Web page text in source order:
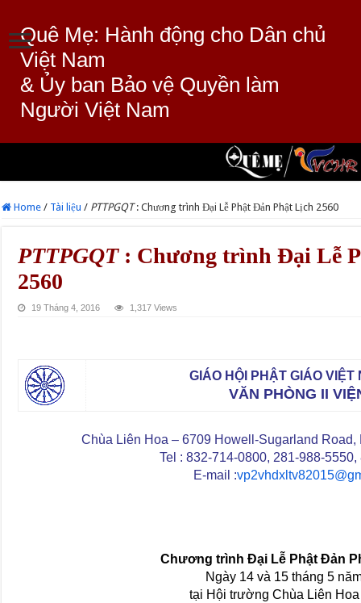
Quê Mẹ: Hành động cho Dân chủ
Việt Nam
& Ủy ban Bảo vệ Quyền làm
Người Việt Nam
Home / Tài liệu / PTTPGQT: Chương trình Đại Lễ Phật Đản Phật Lịch 2560
PTTPGQT: Chương trình Đại Lễ
2560
19 Tháng 4, 2016 1,317 Views
GIÁO HỘI PHẬT GIÁO VIỆT
VĂN PHÒNG II
Chùa Liên Hoa – 6709 Howell-Sugarland Road,
Tel : 832-714-0800, 281-988-
E-mail :
Chương trình Đại Lễ Phật Đản
Ngày 14 và 15 tháng 5
tại Hội trường Chùa Liên